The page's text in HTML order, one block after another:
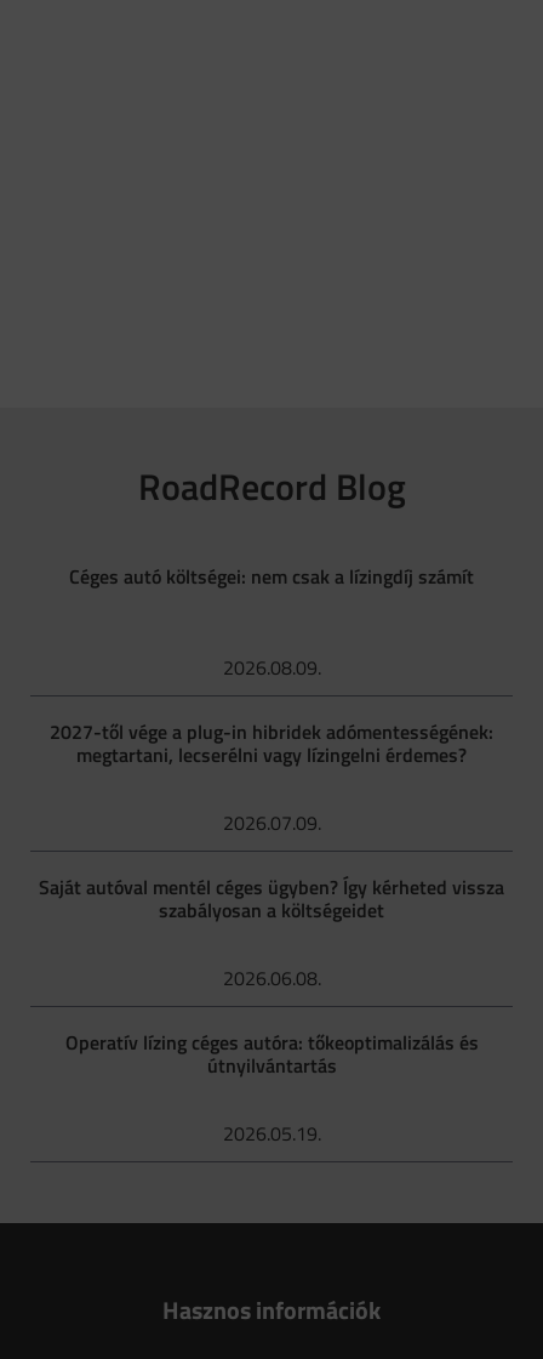
RoadRecord Blog
Céges autó költségei: nem csak a lízingdíj számít
2026.08.09.
2027-től vége a plug-in hibridek adómentességének:
megtartani, lecserélni vagy lízingelni érdemes?
2026.07.09.
Saját autóval mentél céges ügyben? Így kérheted vissza
szabályosan a költségeidet
2026.06.08.
Operatív lízing céges autóra: tőkeoptimalizálás és
útnyilvántartás
2026.05.19.
Hasznos információk